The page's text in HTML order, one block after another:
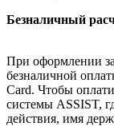
Безналичный
При оформлении
безналичной
Card. Чтобы
системы ASSIST,
действия, имя